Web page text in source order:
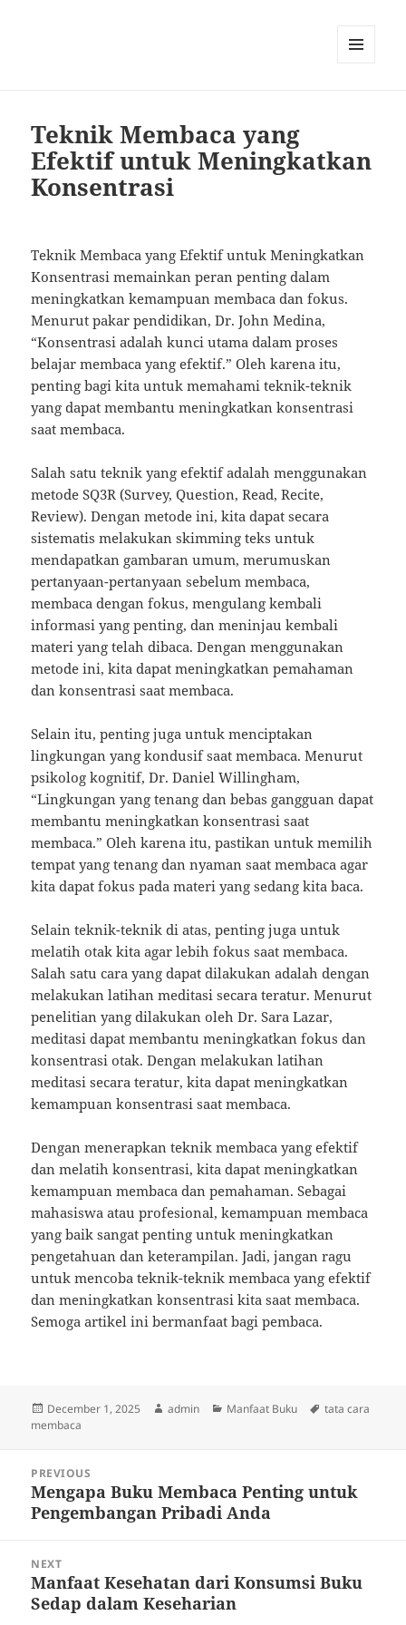
Teknik Membaca yang
Efektif untuk Meningkatkan
Konsentrasi
Teknik Membaca yang Efektif untuk Meningkatkan
Konsentrasi memainkan peran penting dalam
meningkatkan kemampuan membaca dan fokus.
Menurut pakar pendidikan, Dr. John Medina,
“Konsentrasi adalah kunci utama dalam proses
belajar membaca yang efektif.” Oleh karena itu,
penting bagi kita untuk memahami teknik-teknik
yang dapat membantu meningkatkan konsentrasi
saat membaca.
Salah satu teknik yang efektif adalah menggunakan
metode SQ3R (Survey, Question, Read, Recite,
Review). Dengan metode ini, kita dapat secara
sistematis melakukan skimming teks untuk
mendapatkan gambaran umum, merumuskan
pertanyaan-pertanyaan sebelum membaca,
membaca dengan fokus, mengulang kembali
informasi yang penting, dan meninjau kembali
materi yang telah dibaca. Dengan menggunakan
metode ini, kita dapat meningkatkan pemahaman
dan konsentrasi saat membaca.
Selain itu, penting juga untuk menciptakan
lingkungan yang kondusif saat membaca. Menurut
psikolog kognitif, Dr. Daniel Willingham,
“Lingkungan yang tenang dan bebas gangguan dapat
membantu meningkatkan konsentrasi saat
membaca.” Oleh karena itu, pastikan untuk memilih
tempat yang tenang dan nyaman saat membaca agar
kita dapat fokus pada materi yang sedang kita baca.
Selain teknik-teknik di atas, penting juga untuk
melatih otak kita agar lebih fokus saat membaca.
Salah satu cara yang dapat dilakukan adalah dengan
melakukan latihan meditasi secara teratur. Menurut
penelitian yang dilakukan oleh Dr. Sara Lazar,
meditasi dapat membantu meningkatkan fokus dan
konsentrasi otak. Dengan melakukan latihan
meditasi secara teratur, kita dapat meningkatkan
kemampuan konsentrasi saat membaca.
Dengan menerapkan teknik membaca yang efektif
dan melatih konsentrasi, kita dapat meningkatkan
kemampuan membaca dan pemahaman. Sebagai
mahasiswa atau profesional, kemampuan membaca
yang baik sangat penting untuk meningkatkan
pengetahuan dan keterampilan. Jadi, jangan ragu
untuk mencoba teknik-teknik membaca yang efektif
dan meningkatkan konsentrasi kita saat membaca.
Semoga artikel ini bermanfaat bagi pembaca.
Posted
on
December 1, 2025 Author
admin Categories
Manfaat Buku Tags
tata cara
membaca
navigation
PREVIOUS
Previous
post:
Mengapa Buku Membaca Penting untuk
Pengembangan Pribadi Anda
NEXT
Next
post:
Manfaat Kesehatan dari Konsumsi Buku
Sedap dalam Keseharian